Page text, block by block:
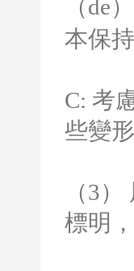
（de）
本保
C: 考
些變
（3）
標明